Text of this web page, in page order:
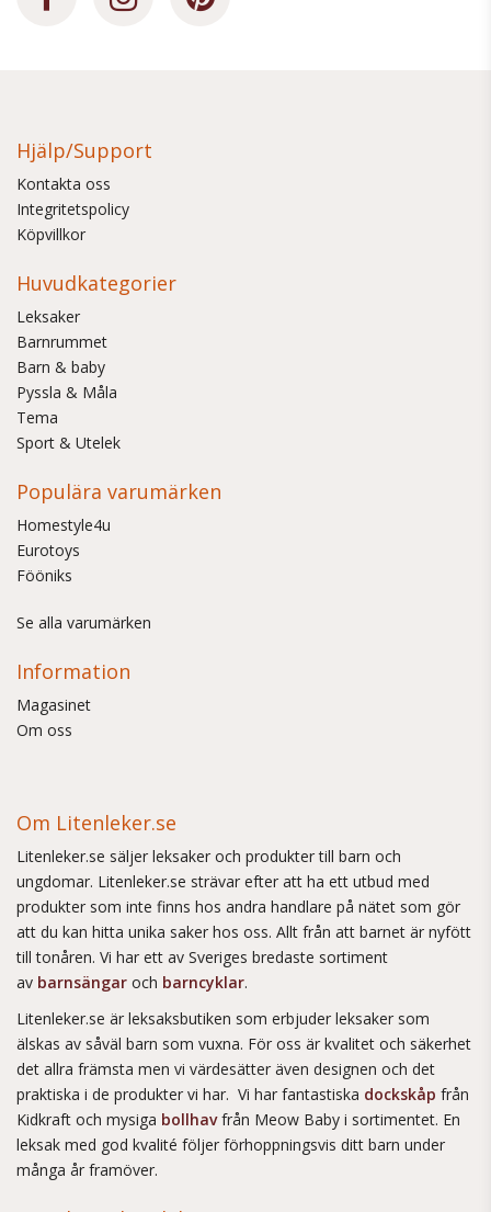
Hjälp/Support
Kontakta oss
Integritetspolicy
Köpvillkor
Huvudkategorier
Leksaker
Barnrummet
Barn & baby
Pyssla & Måla
Tema
Sport & Utelek
Populära varumärken
Homestyle4u
Eurotoys
Fööniks
Se alla varumärken
Information
Magasinet
Om oss
Om Litenleker.se
Litenleker.se säljer leksaker och produkter till barn och
ungdomar. Litenleker.se strävar efter att ha ett utbud med
produkter som inte finns hos andra handlare på nätet som gör
att du kan hitta unika saker hos oss. Allt från att barnet är nyfött
till tonåren. Vi har ett av Sveriges bredaste sortiment
av barnsängar och barncyklar.
Litenleker.se är leksaksbutiken som erbjuder leksaker som
älskas av såväl barn som vuxna. För oss är kvalitet och säkerhet
det allra främsta men vi värdesätter även designen och det
praktiska i de produkter vi har. Vi har fantastiska dockskåp från
Kidkraft och mysiga bollhavfrån Meow Baby i sortimentet. En
leksak med god kvalité följer förhoppningsvis ditt barn under
många år framöver.